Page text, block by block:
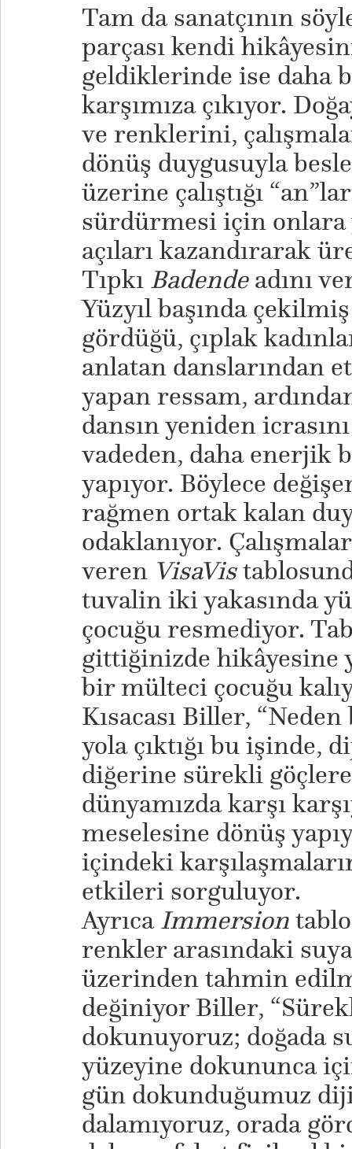
Tam da sanatçının
parçası kendi
geldiklerinde ise daha
karşımıza çıkıyor.
ve renklerini,
dönüş duygusuyla
üzerine çalıştığı
sürdürmesi için onlara
açıları kazandırarak
Tıpkı Badendeadını
Yüzyıl başında
gördüğü, çıplak
anlatan danslarından
yapan ressam,
dansın yeniden
vadeden, daha enerjik
yapıyor. Böylece
rağmen ortak kalan
odaklanıyor.
verenVisaVis
tuvalin iki yakasında
çocuğu resmediyor.
gittiğinizde hikâyesine
bir mülteci çocuğu
Kısacası Biller,
yola çıktığı bu işinde,
diğerine sürekli
dünyamızda karşı
meselesine dönüş
içindeki
etkileri sorguluyor.
AyrıcaImmersion
renkler arasındaki
üzerinden tahmin
değiniyor Biller,
dokunuyoruz; doğada
yüzeyine dokununca
gün dokunduğumuz
dalamıyoruz, orada